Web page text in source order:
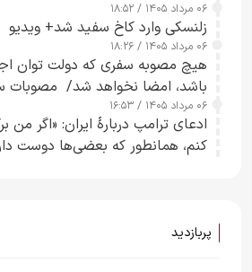
۰۶ مرداد ۱۴۰۵ / ۱۸:۵۲
زلنسکی وارد کاخ سفید شد+ ویدیو
۰۶ مرداد ۱۴۰۵ / ۱۸:۲۶
هیچ مصوبه سفری که دولت توان
باشد، امضا نخواهد شد/ مصوبات
چارچوب قانون بودجه است+ عکس
۰۶ مرداد ۱۴۰۵ / ۱۶:۵۳
ادعای ترامپ دربارهٔ ایران: «اگر من
کنم، همانطور که بعضی‌ها دوست
پربازدید